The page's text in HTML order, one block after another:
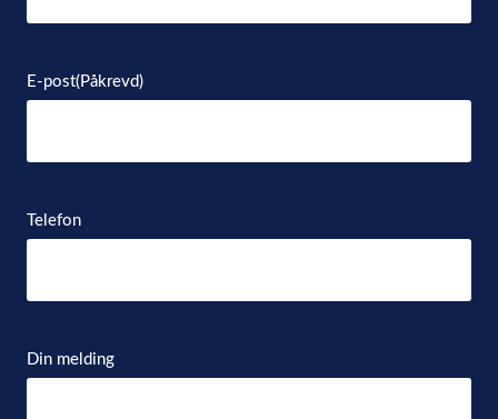
E-post(Påkrevd)
Telefon
Din melding